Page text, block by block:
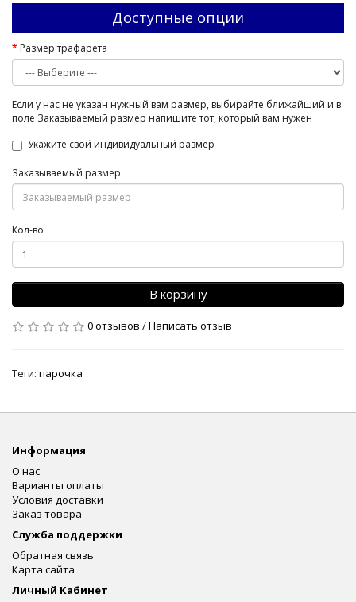
Доступные опции
Размер трафарета
Если у нас не указан нужный вам размер, выбирайте ближайший и в
поле Заказываемый размер напишите тот, который вам нужен
Укажите свой индивидуальный размер
Заказываемый размер
Кол-во
В корзину
0 отзывов /Написать отзыв
Теги: парочка
Информация
О нас
Варианты оплаты
Условия доставки
Заказ товара
Служба поддержки
Обратная связь
Карта сайта
Личный Кабинет